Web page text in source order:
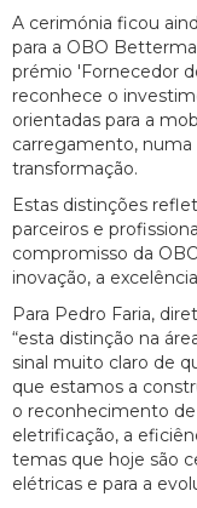
A cerimónia ficou
para a OBO
prémio 'Fornecedor
reconhece o
orientadas para a
carregamento,
transformação.
Estas distinções
parceiros e
compromisso da
inovação, a
Para Pedro Faria,
“esta distinção na
sinal muito claro de
que estamos a
o reconhecimento
eletrificação, a
temas que hoje são
elétricas e para a